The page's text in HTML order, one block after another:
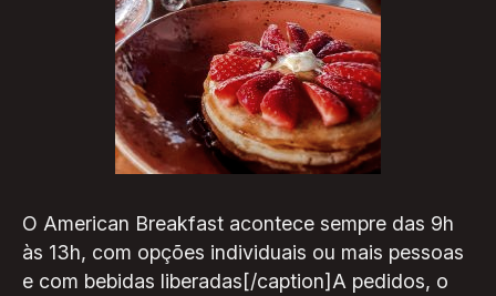
O American Breakfast acontece sempre das 9h
às 13h, com opções individuais ou mais pessoas
e com bebidas liberadas[/caption]A pedidos, o